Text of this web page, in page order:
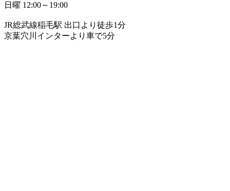
日曜 12:00～19:00
JR総武線稲毛駅 出口より徒歩1分
京葉穴川インターより車で5分